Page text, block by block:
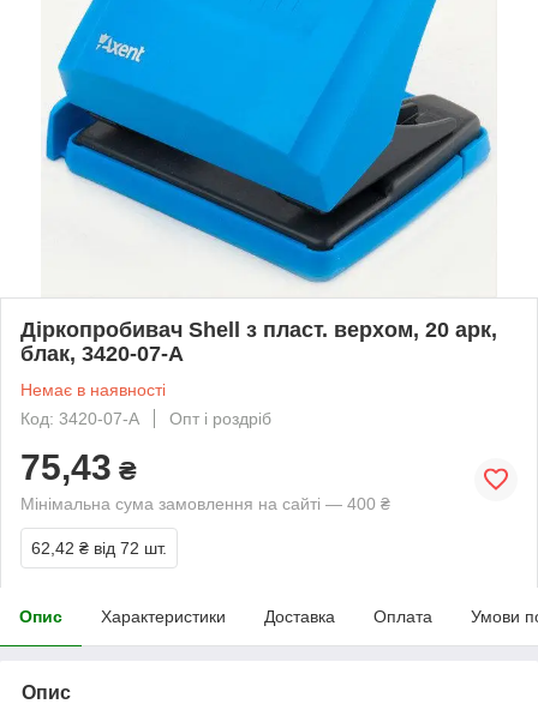
Діркопробивач Shell з пласт. верхом, 20 арк,
блак, 3420-07-A
Немає в наявності
Код: 3420-07-A
Опт і роздріб
75,43 ₴
Мінімальна сума замовлення на сайті — 400 ₴
62,42 ₴ від 72 шт.
Опис Характеристики Доставка Оплата Умови
Опис